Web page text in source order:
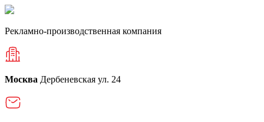
Рекламно-производственная компания
Москва Дербеневская ул. 24